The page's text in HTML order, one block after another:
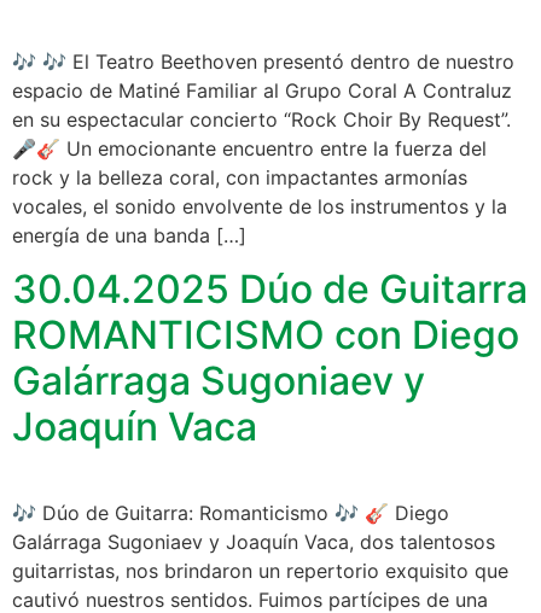
🎶 🎶 El Teatro Beethoven presentó dentro de nuestro
espacio de Matiné Familiar al Grupo Coral A Contraluz
en su espectacular concierto “Rock Choir By Request”.
🎤🎸 Un emocionante encuentro entre la fuerza del
rock y la belleza coral, con impactantes armonías
vocales, el sonido envolvente de los instrumentos y la
energía de una banda […]
30.04.2025 Dúo de Guitarra
ROMANTICISMO con Diego
Galárraga Sugoniaev y
Joaquín Vaca
🎶 Dúo de Guitarra: Romanticismo 🎶 🎸 Diego
Galárraga Sugoniaev y Joaquín Vaca, dos talentosos
guitarristas, nos brindaron un repertorio exquisito que
cautivó nuestros sentidos. Fuimos partícipes de una